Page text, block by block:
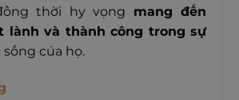
thời hy vọng mang đến
lành và thành công trong sự
sống của họ.